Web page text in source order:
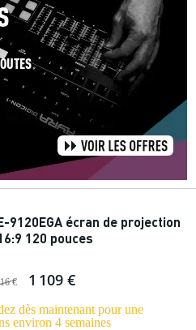
9120EGA écran de projection
120 pouces
€ 1 109 €
dès maintenant pour une
environ 4 semaines